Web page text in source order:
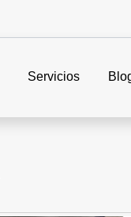
Servicios